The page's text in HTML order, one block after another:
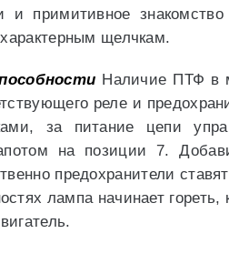
и примитивное
щелчкам.
Наличие ПТФ в
реле и
за питание цепи
на позиции 7.
предохранители
лампа начинает